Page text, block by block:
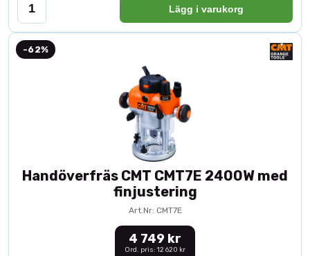
Lägg i varukorg
-62%
Handöverfräs CMT CMT7E 2400W med
finjustering
Art.Nr: CMT7E
4 749 kr
Ord. pris: 12 620 kr